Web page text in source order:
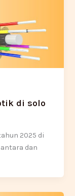
di solo
2025 di
dan